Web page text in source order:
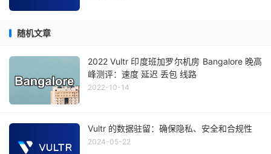
随机文章
2022 Vultr 印度班加罗尔机房 Bangalore 晚高
峰测评：速度 延迟 丢包 线路
2022-10-14
Vultr 的数据驻留：确保隐私、安全和合规性
2024-05-22